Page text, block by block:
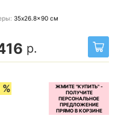
35x26.8x90 см
р.